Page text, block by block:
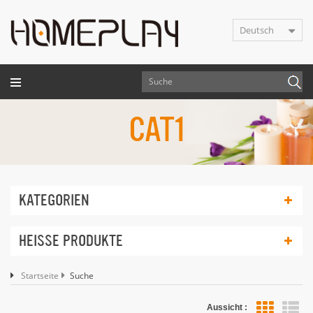
Deutsch
CAT1
KATEGORIEN
HEISSE PRODUKTE
Startseite Suche
Aussicht :